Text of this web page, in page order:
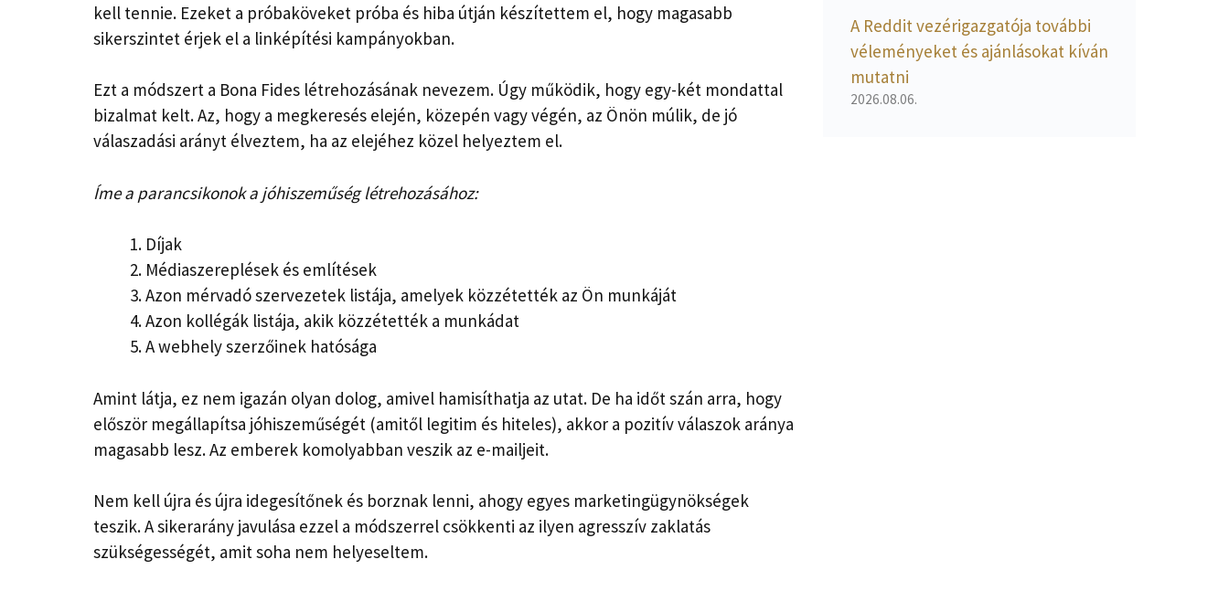
kell tennie. Ezeket a próbaköveket próba és hiba útján készítettem el, hogy magasabb
sikerszintet érjek el a linképítési kampányokban.
Ezt a módszert a Bona Fides létrehozásának nevezem. Úgy működik, hogy egy-két mondattal
bizalmat kelt. Az, hogy a megkeresés elején, közepén vagy végén, az Önön múlik, de jó
válaszadási arányt élveztem, ha az elejéhez közel helyeztem el.
Íme a parancsikonok a jóhiszeműség létrehozásához:
Díjak
Médiaszereplések és említések
Azon mérvadó szervezetek listája, amelyek közzétették az Ön munkáját
Azon kollégák listája, akik közzétették a munkádat
A webhely szerzőinek hatósága
Amint látja, ez nem igazán olyan dolog, amivel hamisíthatja az utat. De ha időt szán arra, hogy
először megállapítsa jóhiszeműségét (amitől legitim és hiteles), akkor a pozitív válaszok aránya
magasabb lesz. Az emberek komolyabban veszik az e-mailjeit.
Nem kell újra és újra idegesítőnek és borznak lenni, ahogy egyes marketingügynökségek
teszik. A sikerarány javulása ezzel a módszerrel csökkenti az ilyen agresszív zaklatás
szükségességét, amit soha nem helyeseltem.
A Reddit vezérigazgatója további
véleményeket és ajánlásokat kíván
mutatni
2026.08.06.